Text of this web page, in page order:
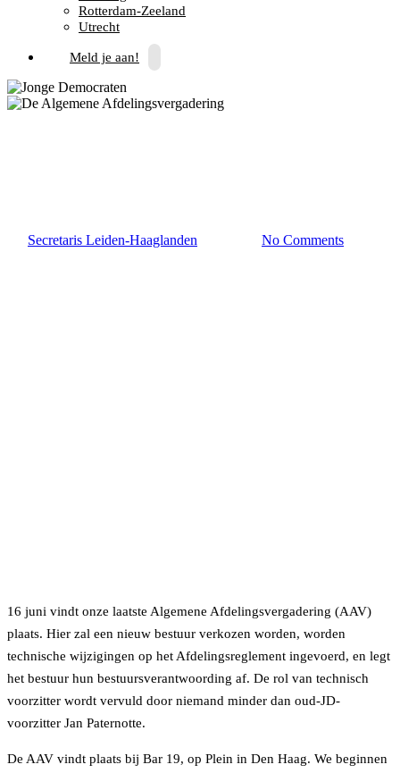
Rotterdam-Zeeland
Utrecht
Meld je aan!
Secretaris Leiden-Haaglanden No Comments
16 juni vindt onze laatste Algemene Afdelingsvergadering (AAV)
plaats. Hier zal een nieuw bestuur verkozen worden, worden
technische wijzigingen op het Afdelingsreglement ingevoerd, en legt
het bestuur hun bestuursverantwoording af. De rol van technisch
voorzitter wordt vervuld door niemand minder dan oud-JD-
voorzitter Jan Paternotte.
De AAV vindt plaats bij Bar 19, op Plein in Den Haag. We beginnen